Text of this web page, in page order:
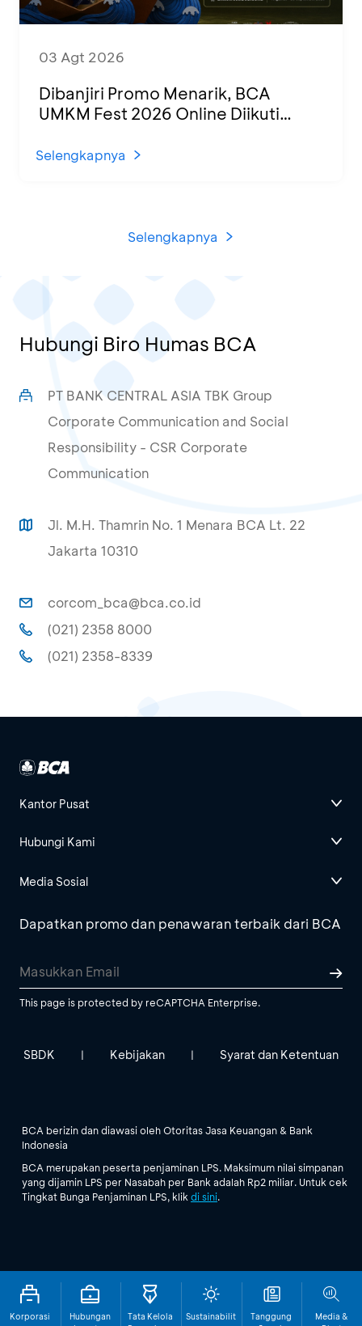
Korporasi
Hubungan
Tata Kelola
Sustainabilit
Tanggung
Media &
03 Agt 2026
Dibanjiri Promo Menarik, BCA
UMKM Fest 2026 Online Diikuti
Selengkapnya
Selengkapnya
Hubungi Biro Humas BCA
PT BANK CENTRAL ASIA TBK Group
Corporate Communication and Social
Responsibility - CSR Corporate
Communication
Jl. M.H. Thamrin No. 1 Menara BCA Lt. 22
Jakarta 10310
corcom_bca@bca.co.id
(021) 2358 8000
(021) 2358-8339
Kantor Pusat
Hubungi Kami
Media Sosial
Dapatkan promo dan penawaran terbaik dari BCA
This page is protected by reCAPTCHA Enterprise.
SBDK | Kebijakan | Syarat dan Ketentuan
BCA berizin dan diawasi oleh Otoritas Jasa Keuangan & Bank
Indonesia
BCA merupakan peserta penjaminan LPS. Maksimum nilai simpanan
yang dijamin LPS per Nasabah per Bank adalah Rp2 miliar. Untuk cek
Tingkat Bunga Penjaminan LPS, klik di sini.